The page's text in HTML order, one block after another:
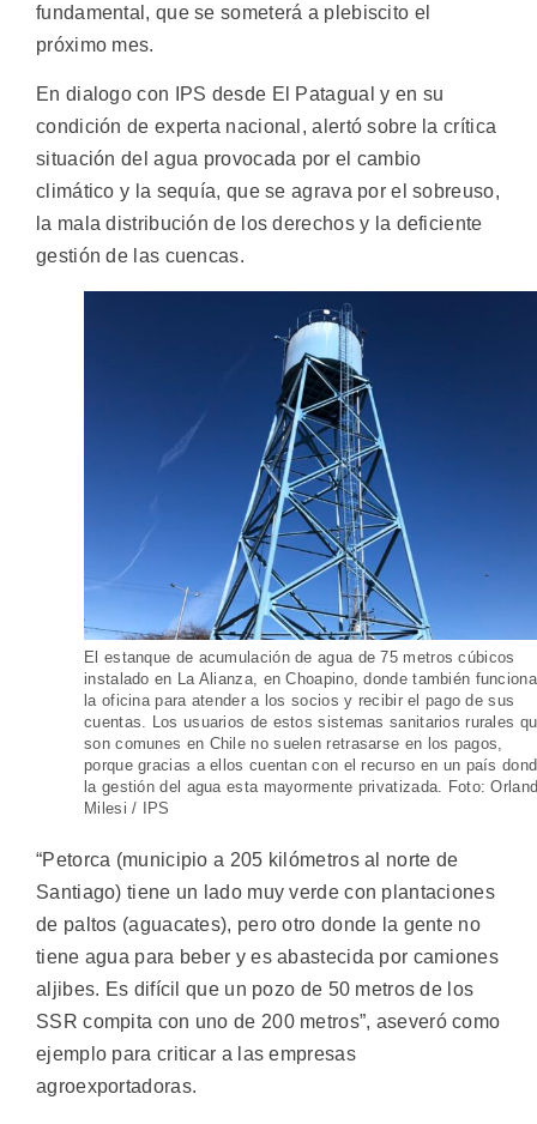
fundamental, que se someterá a plebiscito el
próximo mes.
En dialogo con IPS desde El Patagual y en su
condición de experta nacional, alertó sobre la crítica
situación del agua provocada por el cambio
climático y la sequía, que se agrava por el sobreuso,
la mala distribución de los derechos y la deficiente
gestión de las cuencas.
El estanque de acumulación de agua de 75 metros cúbicos
instalado en La Alianza, en Choapino, donde también funciona
la oficina para atender a los socios y recibir el pago de sus
cuentas. Los usuarios de estos sistemas sanitarios rurales
son comunes en Chile no suelen retrasarse en los pagos,
porque gracias a ellos cuentan con el recurso en un país
la gestión del agua esta mayormente privatizada. Foto:
Milesi / IPS
“Petorca (municipio a 205 kilómetros al norte de
Santiago) tiene un lado muy verde con plantaciones
de paltos (aguacates), pero otro donde la gente no
tiene agua para beber y es abastecida por camiones
aljibes. Es difícil que un pozo de 50 metros de los
SSR compita con uno de 200 metros”, aseveró como
ejemplo para criticar a las empresas
agroexportadoras.